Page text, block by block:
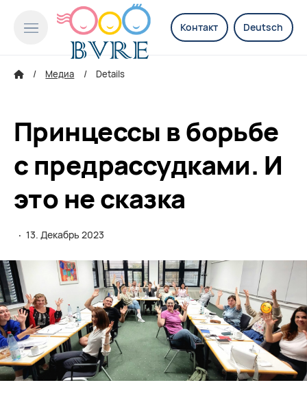
Контакт Deutsch
Медиа Details
Принцессы в борьбе
с предрассудками. И
это не сказка
· 13. Декабрь 2023